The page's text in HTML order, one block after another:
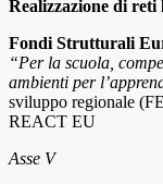
Realizzazione di reti
Fondi Strutturali
“Per la scuola,
ambienti per
sviluppo regionale
REACT EU
Asse V